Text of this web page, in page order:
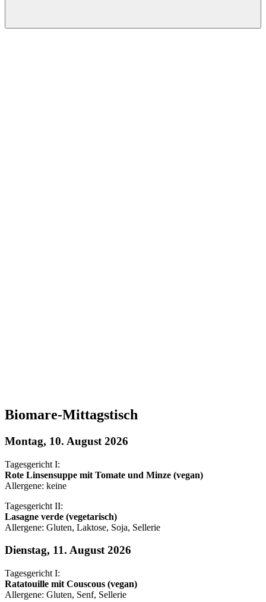
Biomare-Mittagstisch
Montag, 10. August 2026
Tagesgericht I:
Rote Linsensuppe mit Tomate und Minze (vegan)
Allergene: keine
Tagesgericht II:
Lasagne verde (vegetarisch)
Allergene: Gluten, Laktose, Soja, Sellerie
Dienstag, 11. August 2026
Tagesgericht I:
Ratatouille mit Couscous (vegan)
Allergene: Gluten, Senf, Sellerie